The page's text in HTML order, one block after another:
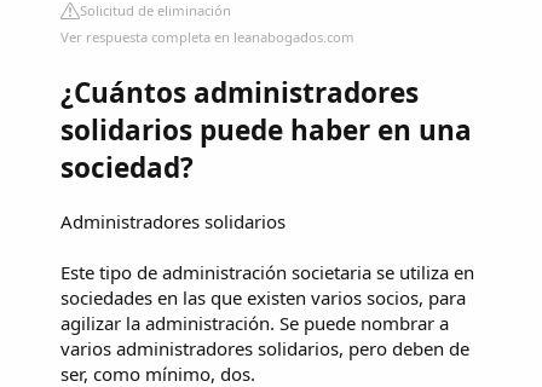
Solicitud de eliminación
Ver respuesta completa en leanabogados.com
¿Cuántos administradores
solidarios puede haber en una
sociedad?
Administradores solidarios
Este tipo de administración societaria se utiliza en
sociedades en las que existen varios socios, para
agilizar la administración. Se puede nombrar a
varios administradores solidarios, pero deben de
ser, como mínimo, dos.